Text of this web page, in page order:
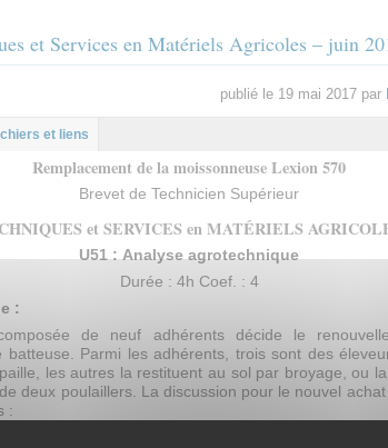
et Services en Matériels Agricoles – juin
publié le 19 mai 2017 par
et liens
Remplacement de la moissonneuse Lexion 570
Brevet de Technicien Supérieur
et SERVICES en MATÉRIELS
U51 : Analyse agrotechnique
Durée : 4h Coef. : 4
:
de neuf adhérents décide le
batteuse. Parmi les adhérents, trois sont des
les autres la restituent au sol par broyage, ou
deux poulaillers. La discussion pour le nouvel
: